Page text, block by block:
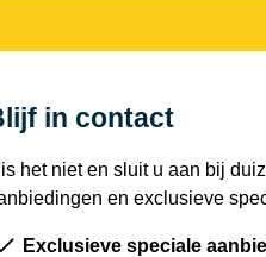
Blijf in contact
het niet en sluit u aan bij
en exclusieve
Exclusieve speciale